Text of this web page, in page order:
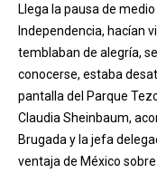
Llega la pausa de
Independencia, hacían
temblaban de alegría,
conocerse, estaba
pantalla del Parque
Claudia Sheinbaum,
Brugada y la jefa
ventaja de México sobre